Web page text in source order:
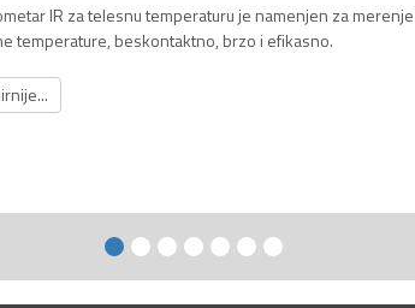
IR za telesnu temperaturu je namenjen za merenje
temperature, beskontaktno, brzo i efikasno.